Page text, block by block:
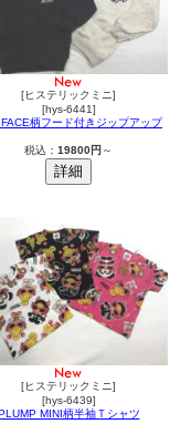
[ヒステリックミニ]
[hys-6441]
柄フード付きジップアップ
税込： 19800円 ～
[ヒステリックミニ]
[hys-6439]
MINI柄半袖Ｔシャツ